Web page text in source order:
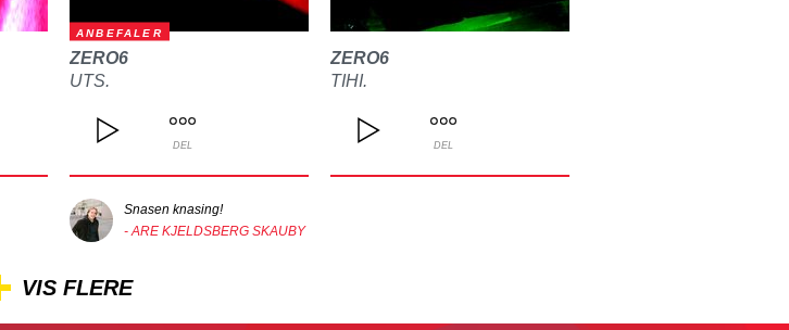
ANBEFALER
ZERO6
UTS.
DEL
Snasen knasing!
- ARE KJELDSBERG SKAUBY
ZERO6
TIHI.
DEL
VIS FLERE